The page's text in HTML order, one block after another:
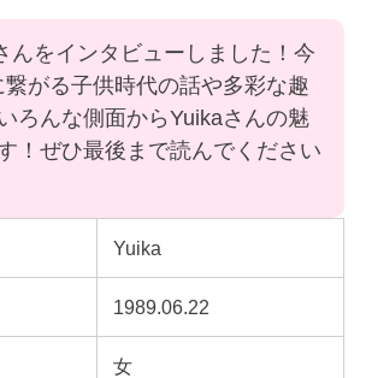
んをインタビューしました！今
がる子供時代の話や多彩な趣
ろんな側面からYuikaさんの魅
！ぜひ最後まで読んでください
Yuika
1989.06.22
女